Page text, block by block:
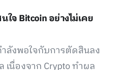
จ Bitcoin อย่างไม่เคย
ลังพอใจกับการตัดสินลง
เนื่องจาก Crypto ทำผล